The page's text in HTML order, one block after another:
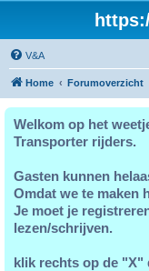
V&A
Home Forumoverzicht
Welkom op het
Transporter rijders.
Gasten kunnen
Omdat we te maken
Je moet je
lezen/schrijven.
klik rechts op de "X"